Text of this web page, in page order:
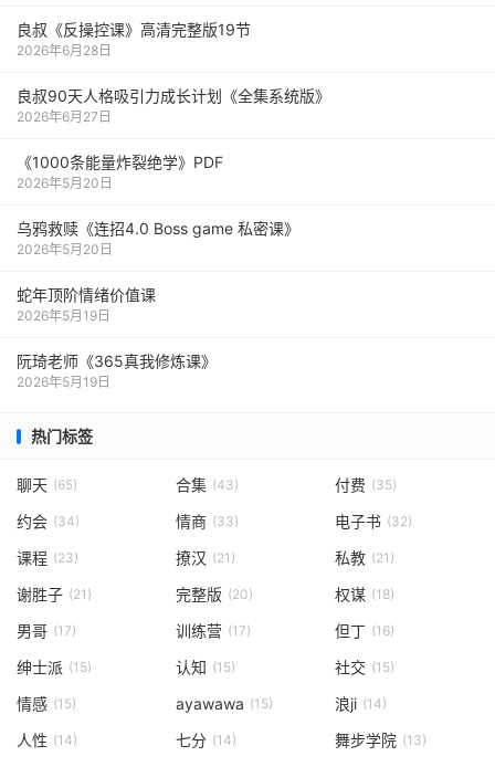
良叔《反操控课》高清完整版19节
2026年6月28日
良叔90天人格吸引力成长计划《全集系统版》
2026年6月27日
《1000‮能条‬‎量‮裂炸‬‎绝学》PDF
2026年5月20日
乌鸦救赎《连招4.0 Boss game 私密课》
2026年5月20日
蛇年顶阶情绪价值课
2026年5月19日
阮琦老师《365真我修炼课》
2026年5月19日
热门标签
聊天 (65) 合集 (43) 付费 (35)
约会 (34) 情商 (33) 电子书 (32)
课程 (23) 撩汉 (21) 私教 (21)
谢胜子 (21) 完整版 (20) 权谋 (18)
男哥 (17) 训练营 (17) 但丁 (16)
绅士派 (15) 认知 (15) 社交 (15)
情感 (15) ayawawa (15) 浪ji (14)
人性 (14) 七分 (14) 舞步学院 (13)